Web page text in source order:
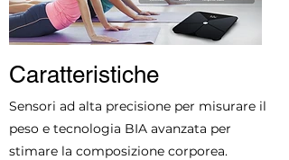
FACILE DA USARE E MANTENERE
Caratteristiche
Sensori ad alta precisione per misurare il
peso e tecnologia BIA avanzata per
stimare la composizione corporea.